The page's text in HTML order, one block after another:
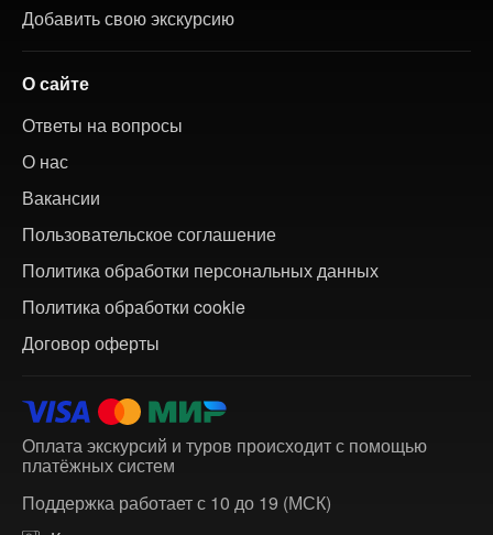
Добавить свою экскурсию
О сайте
Ответы на вопросы
О нас
Вакансии
Пользовательское соглашение
Политика обработки персональных данных
Политика обработки cookie
Договор оферты
Оплата экскурсий и туров происходит с помощью
платёжных систем
Поддержка работает с 10 до 19 (МСК)